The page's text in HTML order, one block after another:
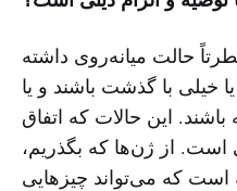
حالت میانه‌روی داشته
خیلی با گذشت باشند و یا
این حالات که اتفاق
از ژن‌ها که بگذریم،
است که می‌تواند چیزهایی